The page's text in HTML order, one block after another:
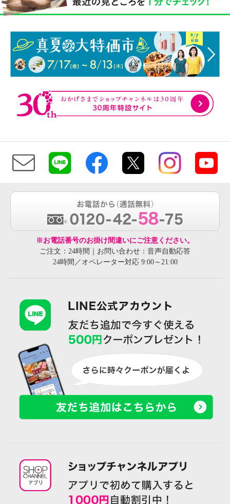
※お電話番号のお掛け間違いにご注意ください。
ご注文：24時間｜お問い合わせ：音声自動応答
24時間／オペレーター対応 9:00～21:00